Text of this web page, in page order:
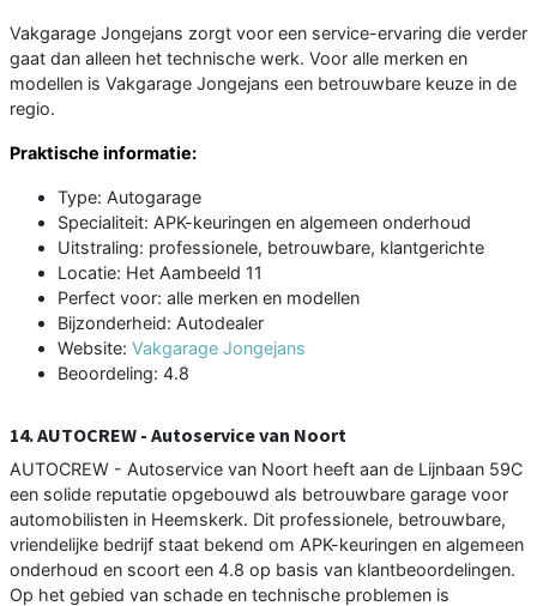
Vakgarage Jongejans zorgt voor een service-ervaring die verder
gaat dan alleen het technische werk. Voor alle merken en
modellen is Vakgarage Jongejans een betrouwbare keuze in de
regio.
Praktische informatie:
Type: Autogarage
Specialiteit: APK-keuringen en algemeen onderhoud
Uitstraling: professionele, betrouwbare, klantgerichte
Locatie: Het Aambeeld 11
Perfect voor: alle merken en modellen
Bijzonderheid: Autodealer
Website: Vakgarage Jongejans
Beoordeling: 4.8
14. AUTOCREW - Autoservice van Noort
AUTOCREW - Autoservice van Noort heeft aan de Lijnbaan 59C
een solide reputatie opgebouwd als betrouwbare garage voor
automobilisten in Heemskerk. Dit professionele, betrouwbare,
vriendelijke bedrijf staat bekend om APK-keuringen en algemeen
onderhoud en scoort een 4.8 op basis van klantbeoordelingen.
Op het gebied van schade en technische problemen is